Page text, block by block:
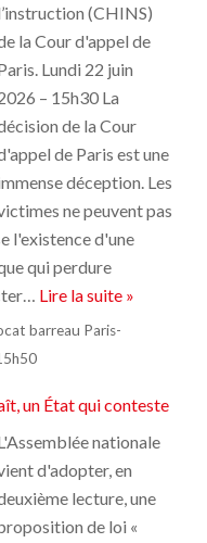
(CHINS)
la Cour d'appel de
Lundi 22 juin
– 15h30 La
de la Cour
de Paris est une
déception. Les
ne peuvent pas
l'existence d'une
qui perdure
Lire la suite »
barreau Paris-
un État qui conteste
nationale
d'adopter, en
lecture, une
de loi «